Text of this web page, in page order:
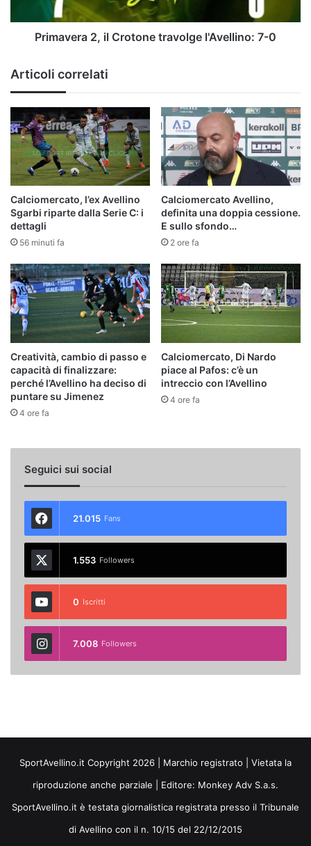
Primavera 2, il Crotone travolge l'Avellino: 7-0
Articoli correlati
Calciomercato, l’ex Avellino
Sgarbi riparte dalla Serie C: i
dettagli
56 minuti fa
Calciomercato Avellino,
definita una doppia cessione.
E sullo sfondo…
2 ore fa
Creatività, cambio di passo e
capacità di finalizzare:
perché l’Avellino ha deciso di
puntare su Jimenez
4 ore fa
Calciomercato, Di Nardo
piace al Pafos: c’è un
intreccio con l’Avellino
4 ore fa
Seguici sui social
21.015 Fans
1.553 Followers
0 Iscritti
7.008 Followers
SportAvellino.it Copyright 2026 | Marchio registrato | Vietata la
riproduzione anche parziale | Editore: Monkey Adv S.a.s.
SportAvellino.it è testata giornalistica registrata presso il Tribunale
di Avellino con il n. 10/15 del 22/12/2015